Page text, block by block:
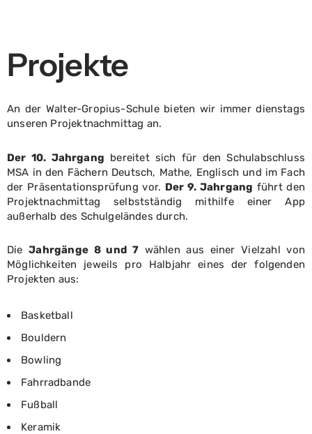
Projekte
An der Walter-Gropius-Schule bieten wir immer dienstags
unseren Projektnachmittag an.
Der 10. Jahrgang bereitet sich für den Schulabschluss
MSA in den Fächern Deutsch, Mathe, Englisch und im Fach
der Präsentationsprüfung vor. Der 9. Jahrgang führt den
Projektnachmittag selbstständig mithilfe einer App
außerhalb des Schulgeländes durch.
DieJahrgänge 8 und 7wählen aus einer Vielzahl von
Möglichkeiten jeweils pro Halbjahr eines der folgenden
Projekten aus:
Basketball
Bouldern
Bowling
Fahrradbande
Fußball
Keramik